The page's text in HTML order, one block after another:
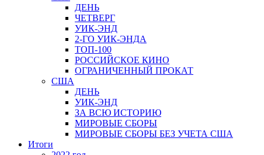
ДЕНЬ
ЧЕТВЕРГ
УИК-ЭНД
2-ГО УИК-ЭНДА
ТОП-100
РОССИЙСКОЕ КИНО
ОГРАНИЧЕННЫЙ ПРОКАТ
США
ДЕНЬ
УИК-ЭНД
ЗА ВСЮ ИСТОРИЮ
МИРОВЫЕ СБОРЫ
МИРОВЫЕ СБОРЫ БЕЗ УЧЕТА США
Итоги